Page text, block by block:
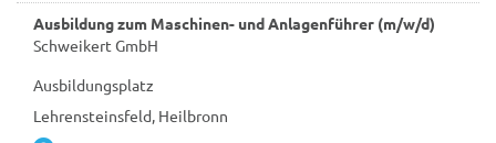
Ausbildung zum Maschinen- und Anlagenführer (m/w/d)
Schweikert GmbH
Ausbildungsplatz
Lehrensteinsfeld, Heilbronn